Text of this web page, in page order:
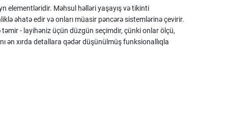
elementləridir. Məhsul həlləri yaşayış və tikinti
əhatə edir və onları müasir pəncərə sistemlərinə çevirir.
- layihəniz üçün düzgün seçimdir, çünki onlar ölçü,
ən xırda detallara qədər düşünülmüş funksionallıqla